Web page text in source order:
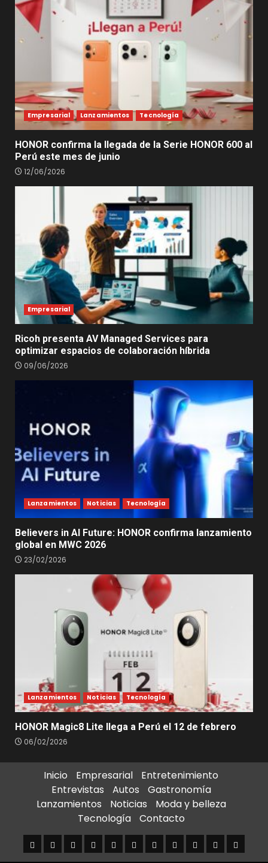
Empresarial Lanzamientos Tecnología
HONOR confirma la llegada de la Serie HONOR 600 al
Perú este mes de junio
12/06/2026
Empresarial
Ricoh presenta AV Managed Services para
optimizar espacios de colaboración híbrida
09/06/2026
Lanzamientos Noticias Tecnología
Believers in AI Future: HONOR confirma lanzamiento
global en MWC 2026
23/02/2026
Lanzamientos Noticias Tecnología
HONOR Magic8 Lite llega a Perú el 12 de febrero
06/02/2026
Inicio Empresarial
Entretenimiento
Entrevistas
Autos
Gastronomía
Lanzamientos
Noticias
Moda y belleza
Tecnología
Contacto
InicioEmpresarial
Entretenimiento
Entrevistas
AutosGastronomía
Lanzamientos
NoticiasModa
y
Tecnología